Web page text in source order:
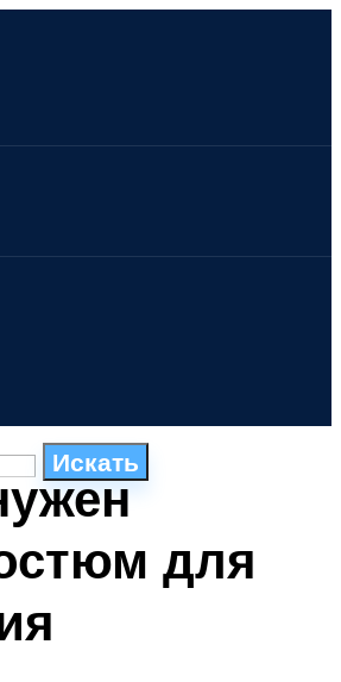
Искать
для